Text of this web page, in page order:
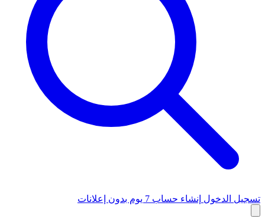
تسجيل الدخول إنشاء حساب 7 يوم بدون إعلانات